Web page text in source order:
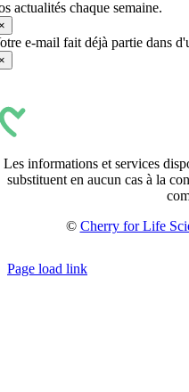
actualités chaque semaine.
e-mail fait déjà partie dans
Les informations et services
substituent en aucun cas à la
© Cherry for Life
Page load link